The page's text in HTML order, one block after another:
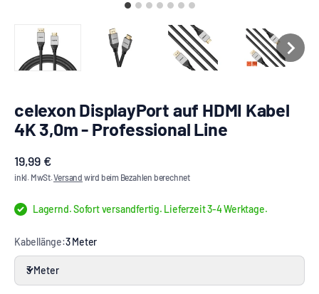
celexon DisplayPort auf HDMI Kabel
4K 3,0m - Professional Line
Angebot
19,99 €
inkl. MwSt.Versand wird beim Bezahlen berechnet
Lagernd. Sofort versandfertig. Lieferzeit 3-4 Werktage.
Kabellänge:3 Meter
3 Meter